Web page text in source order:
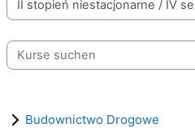
Kursbereiche
Kurse suchen
Budownictwo Drogowe